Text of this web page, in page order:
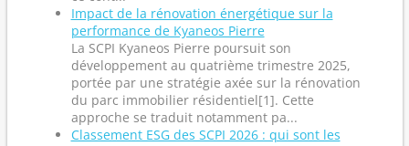
Impact de la rénovation énergétique sur la
performance de Kyaneos Pierre
La SCPI Kyaneos Pierre poursuit son
développement au quatrième trimestre 2025,
portée par une stratégie axée sur la rénovation
du parc immobilier résidentiel[1]. Cette
approche se traduit notamment pa...
Classement ESG des SCPI 2026 : qui sont les